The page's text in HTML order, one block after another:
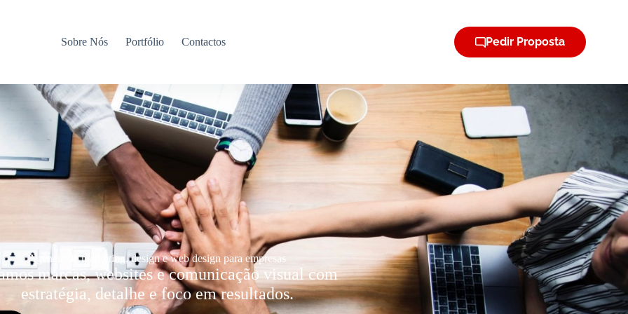
Sobre Nós Portfólio Contactos Pedir Proposta
Agência de marketing, design e web design para empresas
marcas, websites e comunicação visual com
estratégia, detalhe e foco em resultados.